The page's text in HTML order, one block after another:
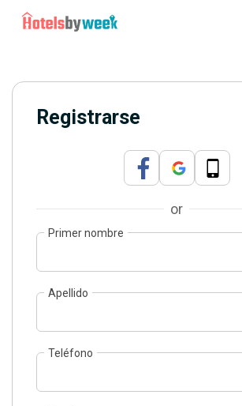
Registrarse
or
Primer nombre
Apellido
Teléfono